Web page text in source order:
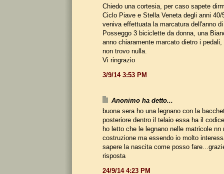
Chiedo una cortesia, per caso sapete
Ciclo Piave e Stella Veneta degli anni
veniva effettuata la marcatura dell'anno
Posseggo 3 biciclette da donna, una
anno chiaramente marcato dietro i
non trovo nulla.
Vi ringrazio
3/9/14 3:53 PM
Anonimo ha detto...
buona sera ho una legnano con la
posteriore dentro il telaio essa ha il
ho letto che le legnano nelle matricole nn
costruzione ma essendo io molto
sapere la nascita come posso
risposta
24/9/14 4:23 PM